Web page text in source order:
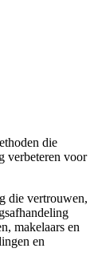
die
verbeteren voor
die vertrouwen,
makelaars en
en